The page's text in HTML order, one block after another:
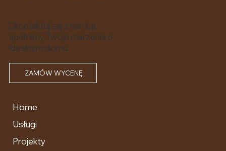
Skontaktuj się z nami, a
spełnimy Twoje marzenia o
idealnym domu.
ZAMÓW WYCENĘ
Home
Usługi
Projekty